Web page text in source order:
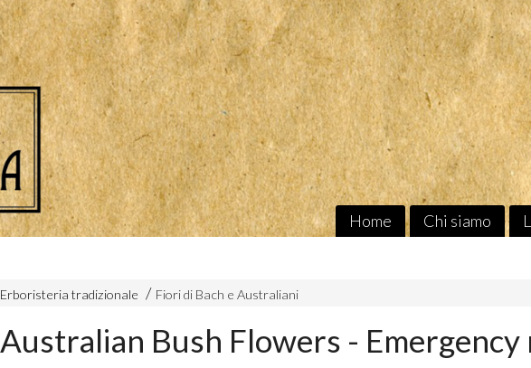
Home Chi siamo
Erboristeria tradizionale Fiori di Bach e Australiani
Australian Bush Flowers -